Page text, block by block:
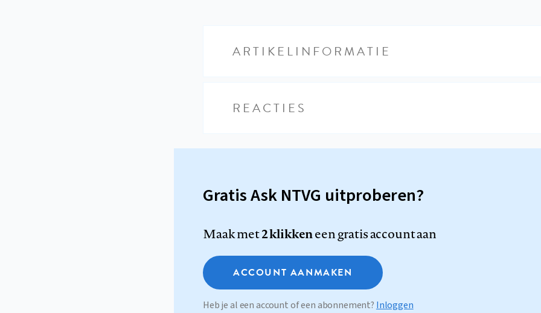
ARTIKELINFORMATIE
REACTIES
Gratis Ask NTVG uitproberen?
Maak met2 klikkeneen gratis account aan
ACCOUNT AANMAKEN
Heb je al een account of een abonnement? Inloggen